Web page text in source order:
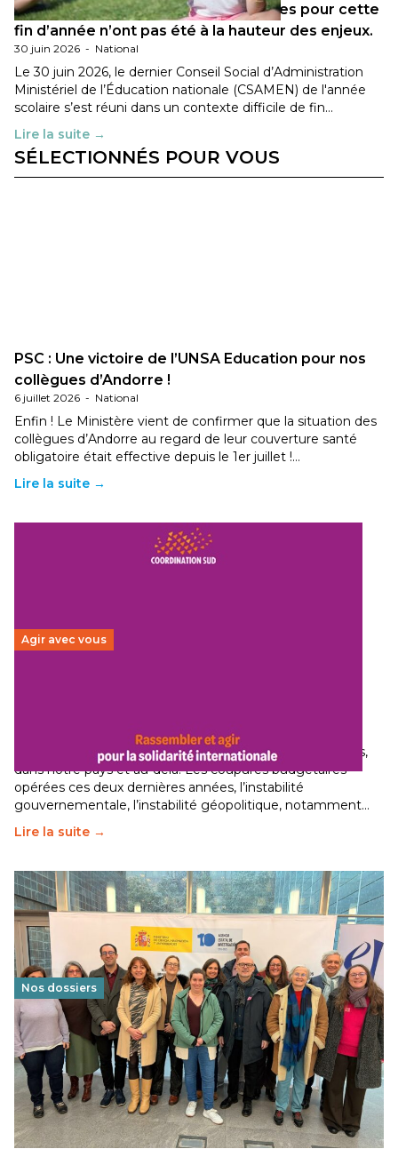
Les décisions ministérielles attendues pour cette
fin d’année n’ont pas été à la hauteur des enjeux.
30 juin 2026 - National
Le 30 juin 2026, le dernier Conseil Social d’Administration
Ministériel de l’Éducation nationale (CSAMEN) de l'année
scolaire s’est réuni dans un contexte difficile de fin…
Lire la suite →
SÉLECTIONNÉS POUR VOUS
PSC : Une victoire de l’UNSA Education pour nos
collègues d’Andorre !
6 juillet 2026 - National
Enfin ! Le Ministère vient de confirmer que la situation des
collègues d’Andorre au regard de leur couverture santé
obligatoire était effective depuis le 1er juillet !…
Lire la suite →
Agir avec vous
Le secteur humanitaire connaît des difficultés profondes,
dans notre pays et au-delà. Les coupures budgétaires
opérées ces deux dernières années, l’instabilité
gouvernementale, l’instabilité géopolitique, notamment…
Lire la suite →
Nos dossiers
Éducation au vivre-ensemble : un échange croisé
franco-espagnol pour changer d’approche
29 juin 2026-National
Cette année, l'UNSA Éducation a mené un projet Erasmus
soutenu par l'union Européenne et centré sur l'éducation
au vivre-ensemble : quelles différences entre la France…